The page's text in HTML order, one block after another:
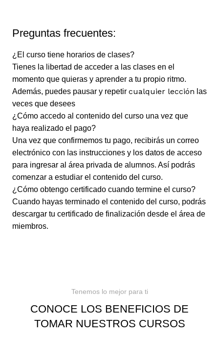
Preguntas frecuentes:
¿El curso tiene horarios de clases?
Tienes la libertad de acceder a las clases en el
momento que quieras y aprender a tu propio ritmo.
Además, puedes pausar y repetir cualquier lección las
veces que desees
¿Cómo accedo al contenido del curso una vez que
haya realizado el pago?
Una vez que confirmemos tu pago, recibirás un correo
electrónico con las instrucciones y los datos de acceso
para ingresar al área privada de alumnos. Así podrás
comenzar a estudiar el contenido del curso.
¿Cómo obtengo certificado cuando termine el curso?
Cuando hayas terminado el contenido del curso, podrás
descargar tu certificado de finalización desde el área de
miembros.
Tenemos lo mejor para ti
CONOCE LOS BENEFICIOS DE
TOMAR NUESTROS CURSOS